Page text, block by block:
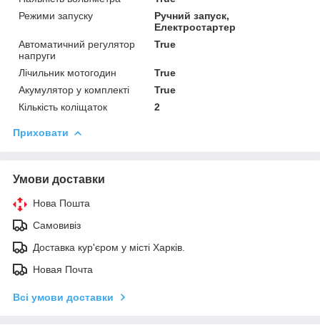
Режими запуску
Ручний запуск,
Електростартер
Автоматичний регулятор
напруги
True
Лічильник мотогодин
True
Акумулятор у комплекті
True
Кількість коліщаток
2
Приховати
Умови доставки
Нова Пошта
Самовивіз
Доставка кур'єром у місті Харків.
Новая Почта
Всі умови доставки